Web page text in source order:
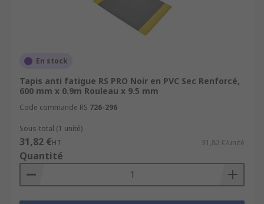
En stock
Tapis anti fatigue RS PRO Noir en PVC Sec Renforcé,
600 mm x 0.9m Rouleau x 9.5 mm
Code commande RS 726-296
Sous-total (1 unité)
31,82 €HT 31,82 €/unité
Quantité